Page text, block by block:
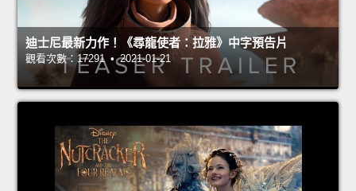
迪士尼最新力作！《尋龍使者：拉雅》中字預告片
觀看次數：17291 • 2021-01-21